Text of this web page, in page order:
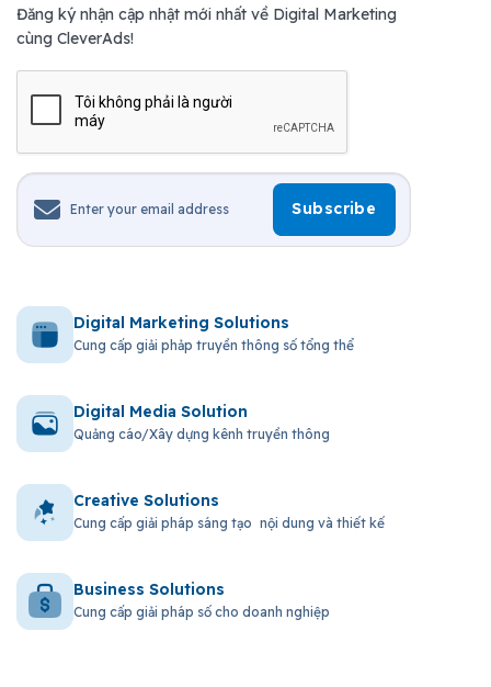
Đăng ký nhận cập nhật mới nhất về Digital Marketing
cùng CleverAds!
Digital Marketing Solutions
Cung cấp giải phảp truyền thông số tổng thể
Digital Media Solution
Quảng cáo/Xây dựng kênh truyền thông
Creative Solutions
Cung cấp giải pháp sáng tạo nội dung và thiết kế
Business Solutions
Cung cấp giải pháp số cho doanh nghiệp